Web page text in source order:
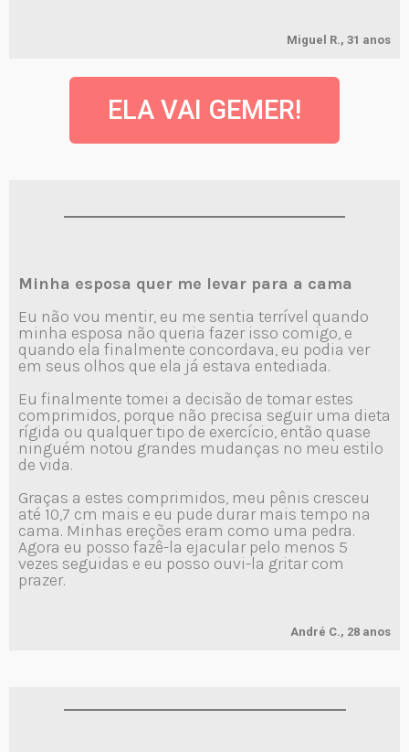
Miguel R., 31 anos
ELA VAI GEMER!
Minha esposa quer me levar para a cama
Eu não vou mentir, eu me sentia terrível quando
minha esposa não queria fazer isso comigo, e
quando ela finalmente concordava, eu podia ver
em seus olhos que ela já estava entediada.
Eu finalmente tomei a decisão de tomar estes
comprimidos, porque não precisa seguir uma dieta
rígida ou qualquer tipo de exercício, então quase
ninguém notou grandes mudanças no meu estilo
de vida.
Graças a estes comprimidos, meu pênis cresceu
até 10,7 cm mais e eu pude durar mais tempo na
cama. Minhas ereções eram como uma pedra.
Agora eu posso fazê-la ejacular pelo menos 5
vezes seguidas e eu posso ouvi-la gritar com
prazer.
André C., 28 anos